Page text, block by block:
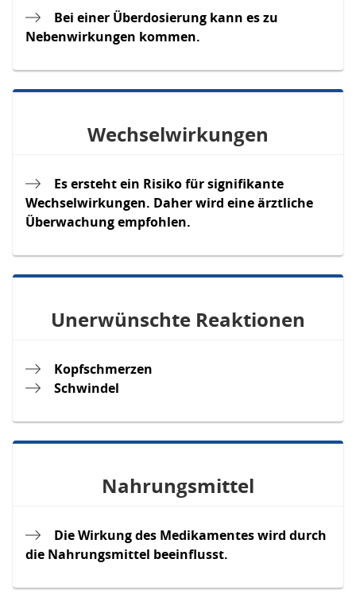
Bei einer Überdosierung kann es zu
Nebenwirkungen kommen.
Wechselwirkungen
Es ersteht ein Risiko für signifikante
Wechselwirkungen. Daher wird eine ärztliche
Überwachung empfohlen.
Unerwünschte Reaktionen
Kopfschmerzen
Schwindel
Nahrungsmittel
Die Wirkung des Medikamentes wird durch
die Nahrungsmittel beeinflusst.